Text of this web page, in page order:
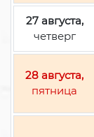
27 августа,
четверг
28 августа,
пятница